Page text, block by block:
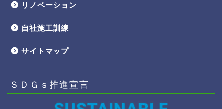
リノベーション
自社施工訓練
サイトマップ
ＳＤＧｓ推進宣言